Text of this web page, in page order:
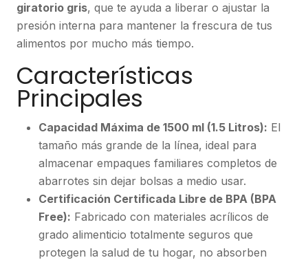
giratorio gris, que te ayuda a liberar o ajustar la
presión interna para mantener la frescura de tus
alimentos por mucho más tiempo.
Características
Principales
Capacidad Máxima de 1500 ml (1.5 Litros): El
tamaño más grande de la línea, ideal para
almacenar empaques familiares completos de
abarrotes sin dejar bolsas a medio usar.
Certificación Certificada Libre de BPA (BPA
Free): Fabricado con materiales acrílicos de
grado alimenticio totalmente seguros que
protegen la salud de tu hogar, no absorben